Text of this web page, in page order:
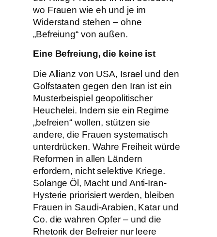
wo Frauen wie eh und je im
Widerstand stehen – ohne
„Befreiung“ von außen.
Eine Befreiung, die keine ist
Die Allianz von USA, Israel und den
Golfstaaten gegen den Iran ist ein
Musterbeispiel geopolitischer
Heuchelei. Indem sie ein Regime
„befreien“ wollen, stützen sie
andere, die Frauen systematisch
unterdrücken. Wahre Freiheit würde
Reformen in allen Ländern
erfordern, nicht selektive Kriege.
Solange Öl, Macht und Anti-Iran-
Hysterie priorisiert werden, bleiben
Frauen in Saudi-Arabien, Katar und
Co. die wahren Opfer – und die
Rhetorik der Befreier nur leere